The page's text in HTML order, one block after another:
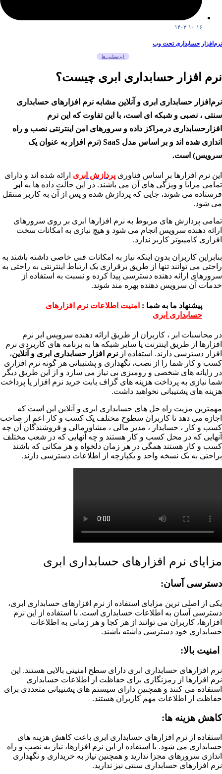
۱۴۰۳-۱۰-۱۶
نرم‌افزار حسابداری تحت وب
ابرستانی ها
نرم افزار حسابداری ابری چیست؟
نرم‌افزار حسابداری ابری و آنلاین مشابه نرم افزارهای حسابداری
سنتی ، نصبی و شبکه ای است، با این تفاوت که این نرم
افزار‌حسابداری درمراکز داده و سرورهای امن اینترنتی نصب و راه
اندازی شده اند و بر اساس مدل SaaS (نرم افزار به عنوان یک
سرویس) است.
این نرم افزارها بر اساس فناوری پردازش ابری ارائه شده اند و دارای
تمامی مزایا و ویژگی های آن می باشند. در این حالت داده ها به ابر
فرستاده می شوند، جایی که پردازش شده و پس از آن به کاربر منتقل
می شود.
تمامی پردازش های مربوط به نرم افزارها ابری بر روی سرورهای
ارائه دهنده سرویس انجام می شود و هیچ نیازی به امکانات سخت
افزاری کامپیوتر کاربر ندارد.
بنابراین کاربران بدون اینکه نیاز به امکانات فنی خاصی داشته باشند به
راحتی می توانند تنها از طریق برقراری یک ارتباط اینترنتی به راحتی به
سرورهای ارائه دهنده دسترسی پیدا کرده و نسبت به استفاده از
خدمات آن سرویس دهنده بهره مند شوند.
پیشنهاد ما به شما : امنیت اطلاعات نرم افزارهای
حسابداری ابری
در محاسبات ابر ، کاربران از طریق ارائه دهنده سرویس ابر نرم
افزارها از طریق اینترنت یا سایر شبکه ها به برنامه های کاربردی نرم
افزار دسترسی دارند. استفاده از نرم افزار حسابداری ابری و آنلاین،
کسب و کار شما را از نصب، نگهداری و پشتیبانی هر گونه نرم افزاری
در رایانه های شخصی و رومیزی بی نیاز می سازد و از این طریق دیگر
شما نیازی به پرداخت هزینه های گزاف بابت خرید نرم افزار یا پرداخت
هزینه های پشتیبانی نخواهید داشت.
مهمترین مزیت راه حل های حسابداری ابری و آنلاین این است که
اجازه می دهد تا کاربران سطوح مختلف یک کسب و کار اعم از صاحب
کسب و کار ، حسابدار ، مدیر مالی ، مشاورمالی و فروشندگان آن چه
آنهایی که در محل کسب و کار هستند و چه آنهایی که در شعب مختلف
کسب و کار هستند همگی در هر زمان دلخواه و هر مکانی که باشند
براحتی به یک نسخه واحد و یکپارچه از اطلاعات دسترسی دارند.
مزایای نرم افزارهای حسابداری ابری
دسترسی آسان:
یکی از اصلی ترین مزایای استفاده از نرم افزارهای حسابداری ابری،
دسترسی آسان به اطلاعات حسابداری است. با استفاده از این نرم
افزارها، کاربران می توانند از هر کجا و هر زمانی به اطلاعات
حسابداری خود دسترسی داشته باشند.
امنیت بالا:
نرم افزارهای حسابداری ابری دارای سطح امنیتی بالایی هستند. این
نرم افزارها از رمزنگاری برای حفاظت از اطلاعات حسابداری
استفاده می کنند و همچنین دارای سیستم های پشتیبانی متعددی برای
حفاظت از اطلاعات مهم کاربران هستند.
کاهش هزینه ها:
استفاده از نرم افزارهای حسابداری ابری باعث کاهش هزینه های
حسابداری می شود. با استفاده از این نرم افزارها، نیاز به نصب و راه
اندازی سرورهای مجزا ندارید و همچنین نیاز به خریداری و نگهداری
نرم افزارهای حسابداری سنتی نیز ندارید.